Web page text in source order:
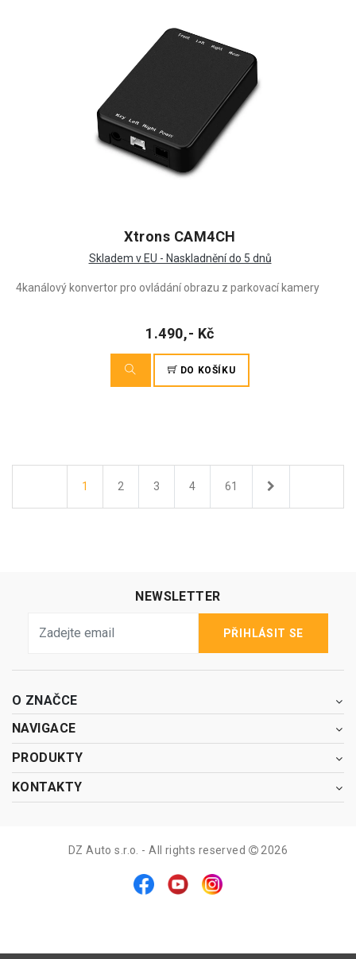
Xtrons CAM4CH
Skladem v EU - Naskladnění do 5 dnů
4kanálový konvertor pro ovládání obrazu z parkovací kamery
1.490,- Kč
DO KOŠÍKU
1 2 3 4 61 Další
NEWSLETTER
PŘIHLÁSIT SE
O ZNAČCE
NAVIGACE
PRODUKTY
KONTAKTY
DZ Auto s.r.o. - All rights reserved 2026